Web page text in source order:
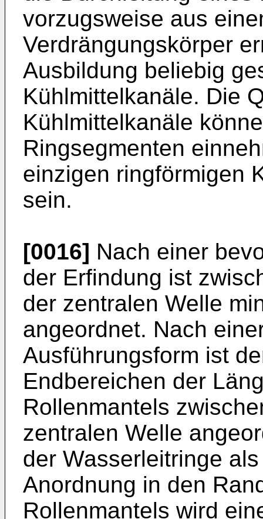
vorzugsweise aus
Verdrängungskörper
Ausbildung beliebig
Kühlmittelkanäle. Die
Kühlmittelkanäle
Ringsegmenten
einzigen ringförmigen
sein.
[0016] Nach einer
der Erfindung ist
der zentralen Welle
angeordnet. Nach
Ausführungsform ist
Endbereichen der
Rollenmantels
zentralen Welle
der Wasserleitringe
Anordnung in den
Rollenmantels wird